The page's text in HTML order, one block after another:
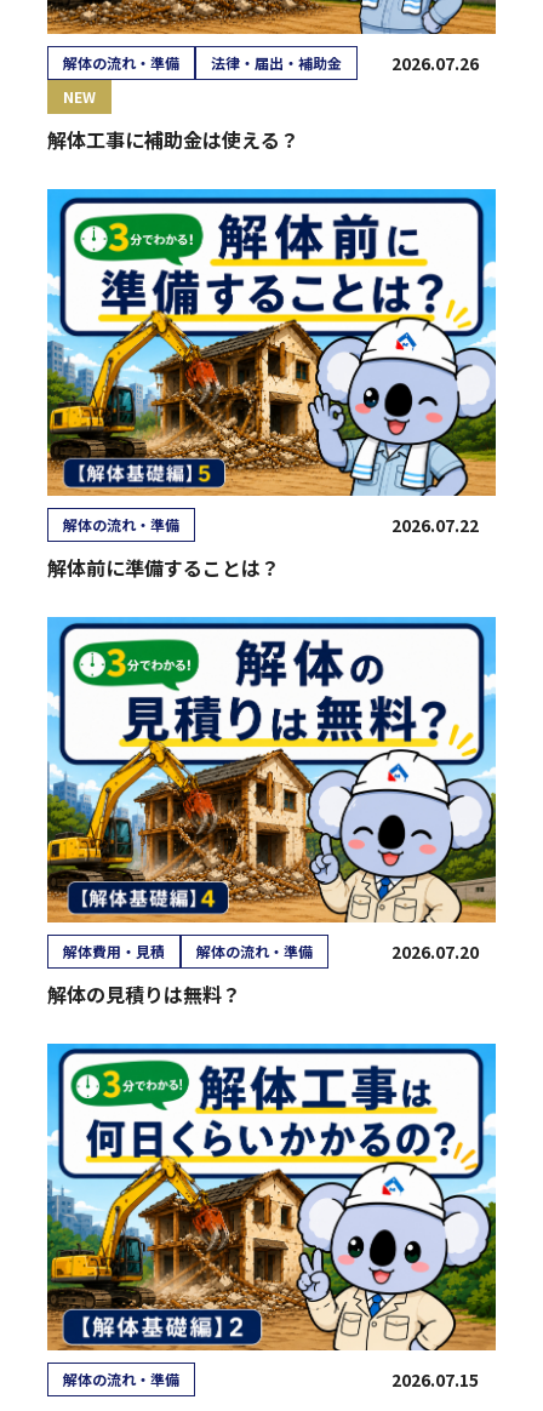
解体の流れ・準備
法律・届出・補助金
NEW
2026.07.26
解体工事に補助金は使える？
解体の流れ・準備 2026.07.22
解体前に準備することは？
解体費用・見積 解体の流れ・準備 2026.07.20
解体の見積りは無料？
解体の流れ・準備 2026.07.15